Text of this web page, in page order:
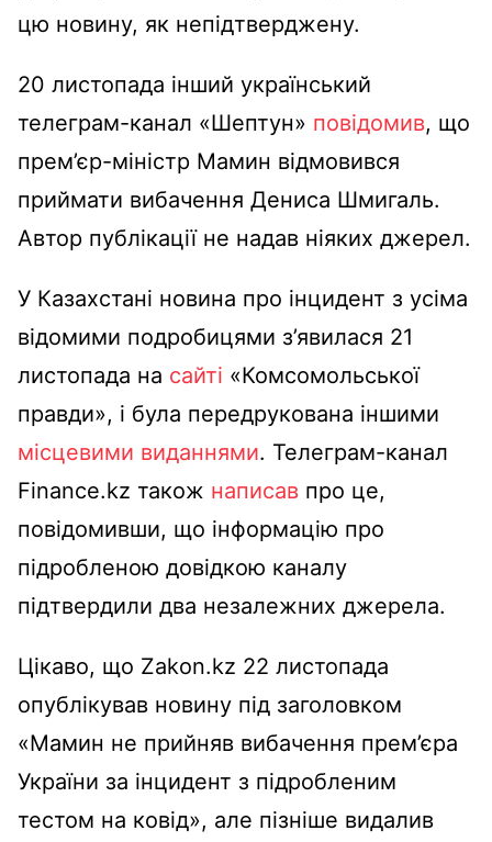
цю новину, як непідтверджену.
20 листопада інший український
телеграм-канал «Шептун» повідомив, що
прем’єр-міністр Мамин відмовився
приймати вибачення Дениса Шмигаль.
Автор публікації не надав ніяких джерел.
У Казахстані новина про інцидент з усіма
відомими подробицями з’явилася 21
листопада на сайті «Комсомольської
правди», і була передрукована іншими
місцевими виданнями. Телеграм-канал
Finance.kz також написав про це,
повідомивши, що інформацію про
підробленою довідкою каналу
підтвердили два незалежних джерела.
Цікаво, що Zakon.kz 22 листопада
опублікував новину під заголовком
«Мамин не прийняв вибачення прем’єра
України за інцидент з підробленим
тестом на ковід», але пізніше видалив